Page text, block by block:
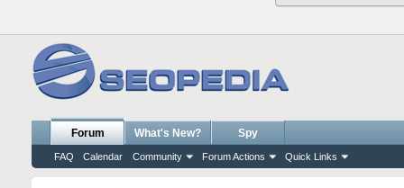
Forum
FAQ Calendar Community Forum Actions Quick Links
What's New? Spy